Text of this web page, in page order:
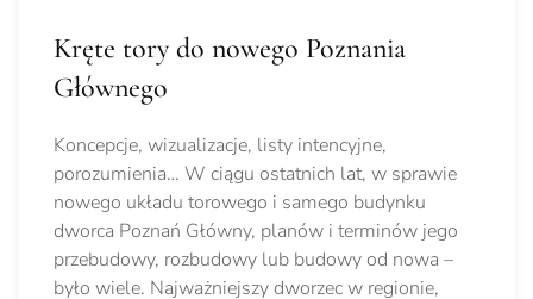
Kręte tory do nowego Poznania
Głównego
Koncepcje, wizualizacje, listy intencyjne,
porozumienia… W ciągu ostatnich lat, w sprawie
nowego układu torowego i samego budynku
dworca Poznań Główny, planów i terminów jego
przebudowy, rozbudowy lub budowy od nowa –
było wiele. Najważniejszy dworzec w regionie,